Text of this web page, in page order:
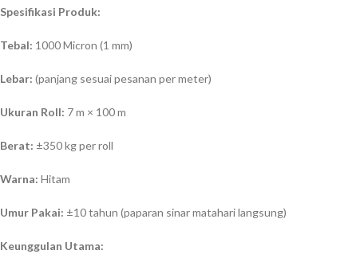
Spesifikasi Produk:
Tebal: 1000 Micron (1 mm)
Lebar: (panjang sesuai pesanan per meter)
Ukuran Roll: 7 m × 100 m
Berat: ±350 kg per roll
Warna: Hitam
Umur Pakai: ±10 tahun (paparan sinar matahari langsung)
Keunggulan Utama: